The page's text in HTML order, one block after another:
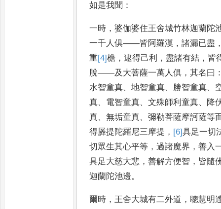
如是我聞 ：
一時 ，婆伽婆住王舍城竹林迦蘭 陀
一千人俱——皆阿羅漢 ，諸漏已盡
重[4]檐 ，逮得己利 ，盡諸有結 ， 皆
脫——及大菩薩一萬人俱 ，其名曰
水智童真、地智童真、 勝智童真、
真、 電智童真、文殊師利童真、
降
真、無垢童真、彌勒菩薩摩訶薩等
得羼提陀羅尼三摩提 ， [6]具足一切
切眾生其心平等 ，過諸魔界 ，善入
具足大慈大悲 ，善解方便智 ， 皆隨
迦蘭陀池邊。
爾時 ，王舍大城有二外道 ，聰慧明